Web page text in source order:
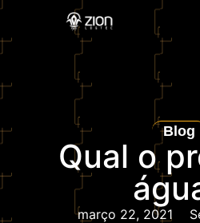
Blog
Qual o
março 22, 2021